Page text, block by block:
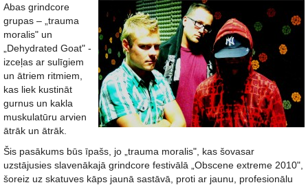
Abas grindcore
grupas – „trauma
moralis" un
„Dehydrated Goat" -
izceļas ar sulīgiem
un ātriem ritmiem,
kas liek kustināt
gurnus un kakla
muskulatūru arvien
ātrāk un ātrāk.
Šis pasākums būs īpašs, jo „trauma moralis", kas šovasar
uzstājusies slavenākajā grindcore festivālā „Obscene extreme 2010",
šoreiz uz skatuves kāps jaunā sastāvā, proti ar jaunu, profesionālu